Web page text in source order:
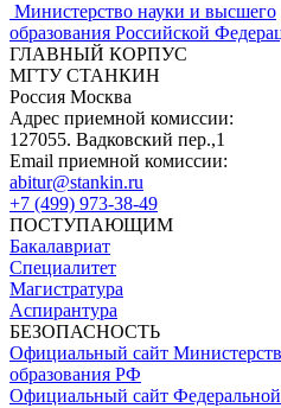
Министерство науки и высшего
образования Российской
ГЛАВНЫЙ КОРПУС
МГТУ СТАНКИН
Россия Москва
Адрес приемной комиссии:
127055. Вадковский пер.,1
Email приемной комиссии:
abitur@stankin.ru
+7 (499) 973-38-49
ПОСТУПАЮЩИМ
Бакалавриат
Специалитет
Магистратура
Аспирантура
БЕЗОПАСНОСТЬ
Официальный сайт
образования РФ
Официальный сайт